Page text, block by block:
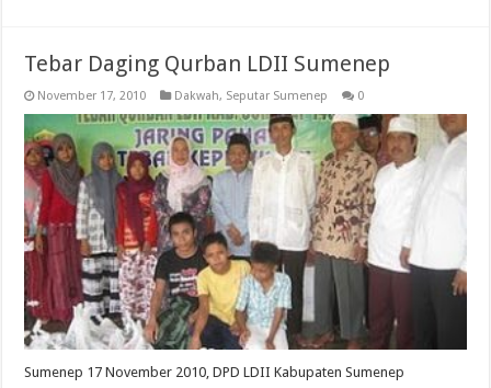
Tebar Daging Qurban LDII Sumenep
November 17, 2010 Dakwah, Seputar Sumenep 0
Sumenep 17 November 2010, DPD LDII Kabupaten Sumenep